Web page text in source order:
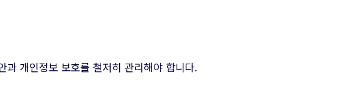
개인정보 보호를 철저히 관리해야 합니다.